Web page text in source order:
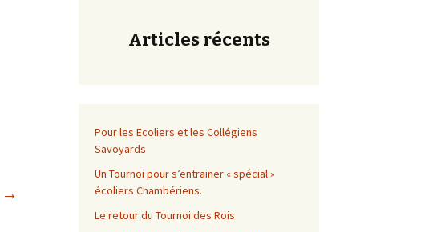
→
Articles récents
Pour les Ecoliers et les Collégiens
Savoyards
Un Tournoi pour s’entrainer « spécial »
écoliers Chambériens.
Le retour du Tournoi des Rois